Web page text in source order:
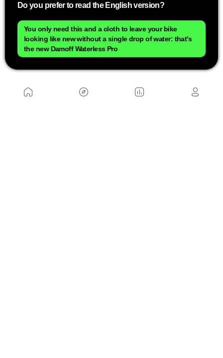
siempre defendió su inocencia. Lo que está claro
es que, por encima de cualquier consideración
deportiva, aquellos hombres que recorrían
distancias imposibles tirando con sus piernas de
Do you prefer to read the English version?
You only need this and a cloth to leave your bike
looking like new without a single drop of water: that's
the new Damoff Waterless Pro